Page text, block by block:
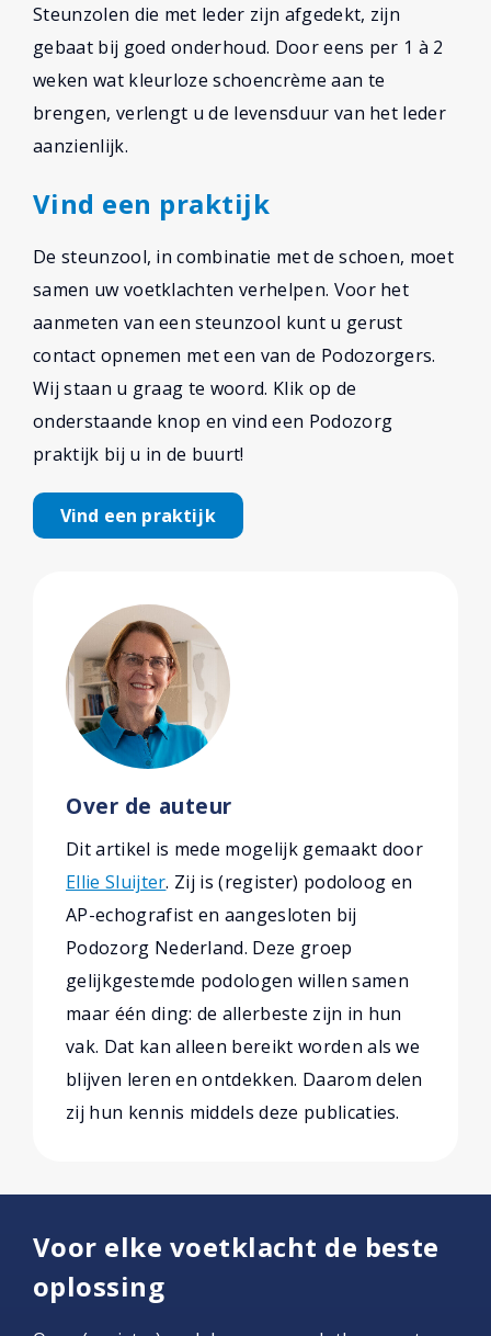
Steunzolen die met leder zijn afgedekt, zijn
gebaat bij goed onderhoud. Door eens per 1 à 2
weken wat kleurloze schoencrème aan te
brengen, verlengt u de levensduur van het leder
aanzienlijk.
Vind een praktijk
De steunzool, in combinatie met de schoen, moet
samen uw voetklachten verhelpen. Voor het
aanmeten van een steunzool kunt u gerust
contact opnemen met een van de Podozorgers.
Wij staan u graag te woord. Klik op de
onderstaande knop en vind een Podozorg
praktijk bij u in de buurt!
Vind een praktijk
Over de auteur
Dit artikel is mede mogelijk gemaakt door
Ellie Sluijter. Zij is (register) podoloog en
AP-echografist en aangesloten bij
Podozorg Nederland. Deze groep
gelijkgestemde podologen willen samen
maar één ding: de allerbeste zijn in hun
vak. Dat kan alleen bereikt worden als we
blijven leren en ontdekken. Daarom delen
zij hun kennis middels deze publicaties.
Voor elke voetklacht de beste
oplossing